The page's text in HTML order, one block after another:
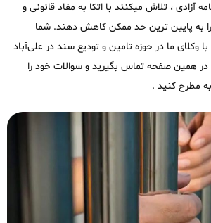
آزادی ، تلاش میکنند با اتکا به مفاد قانونی و
را به پایین ترین حد ممکن کاهش دهند. شما
وکلای ما در حوزه تامین و تودیع سند در علی‌آباد
همین صفحه تماس بگیرید و سوالات خود را
مطرح کنید .